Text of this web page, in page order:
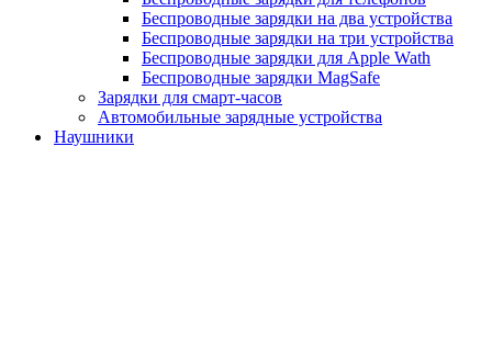
Беспроводные зарядки на два устройства
Беспроводные зарядки на три устройства
Беспроводные зарядки для Apple Wath
Беспроводные зарядки MagSafe
Зарядки для смарт-часов
Автомобильные зарядные устройства
Наушники